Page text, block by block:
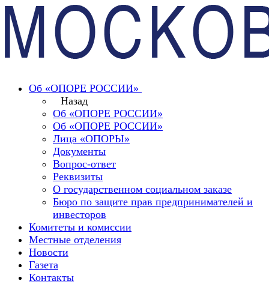
Об «ОПОРЕ РОССИИ»
Назад
Об «ОПОРЕ РОССИИ»
Об «ОПОРЕ РОССИИ»
Лица «ОПОРЫ»
Документы
Вопрос-ответ
Реквизиты
О государственном социальном заказе
Бюро по защите прав предпринимателей и
инвесторов
Комитеты и комиссии
Местные отделения
Новости
Газета
Контакты